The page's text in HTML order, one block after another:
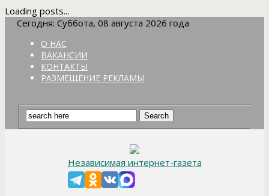
Loading posts...
Сегодня: Суббота, 08 августа 2026 года
О НАС
ВАКАНСИИ
КОНТАКТЫ
РАЗМЕЩЕНИЕ РЕКЛАМЫ
Независимая интернет-газета